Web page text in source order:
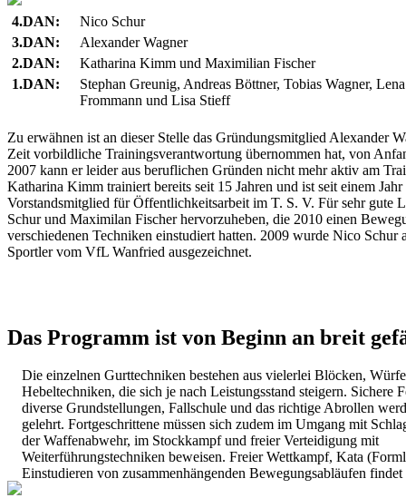
4.DAN:
Nico Schur
3.DAN:
Alexander Wagner
2.DAN:
Katharina Kimm und Maximilian Fischer
1.DAN:
Stephan Greunig, Andreas Böttner, Tobias Wagner,
Frommann und Lisa Stieff
Zu erwähnen ist an dieser Stelle das Gründungsmitglied Alexander
Zeit vorbildliche Trainingsverantwortung übernommen hat, von
2007 kann er leider aus beruflichen Gründen nicht mehr aktiv am
Katharina Kimm trainiert bereits seit 15 Jahren und ist seit einem Jahr
Vorstandsmitglied für Öffentlichkeitsarbeit im T. S. V. Für sehr gute
Schur und Maximilan Fischer hervorzuheben, die 2010 einen
verschiedenen Techniken einstudiert hatten. 2009 wurde Nico Schur
Sportler vom VfL Wanfried ausgezeichnet.
Das Programm ist von Beginn an breit
Die einzelnen Gurttechniken bestehen aus vielerlei Blöcken,
Hebeltechniken, die sich je nach Leistungsstand steigern. Sichere
diverse Grundstellungen, Fallschule und das richtige Abrollen
gelehrt. Fortgeschrittene müssen sich zudem im Umgang mit
der Waffenabwehr, im Stockkampf und freier Verteidigung mit
Weiterführungstechniken beweisen. Freier Wettkampf, Kata
Einstudieren von zusammenhängenden Bewegungsabläufen findet